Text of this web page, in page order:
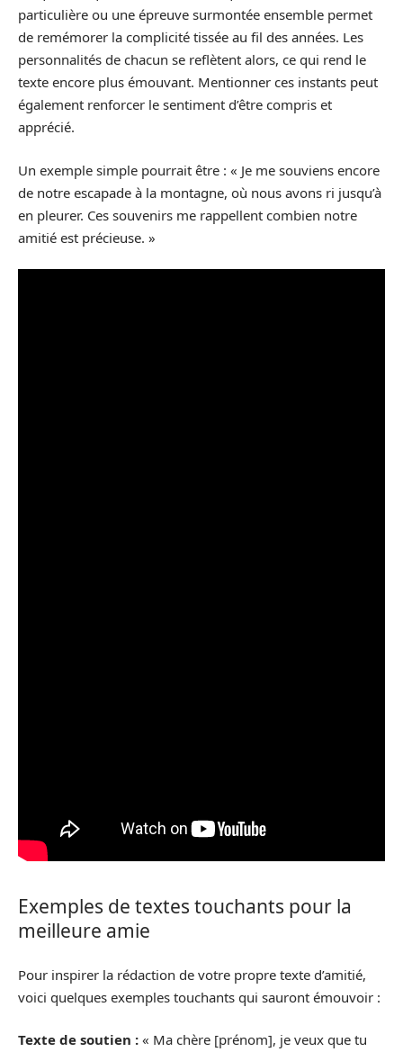
particulière ou une épreuve surmontée ensemble permet
de remémorer la complicité tissée au fil des années. Les
personnalités de chacun se reflètent alors, ce qui rend le
texte encore plus émouvant. Mentionner ces instants peut
également renforcer le sentiment d’être compris et
apprécié.
Un exemple simple pourrait être : « Je me souviens encore
de notre escapade à la montagne, où nous avons ri jusqu’à
en pleurer. Ces souvenirs me rappellent combien notre
amitié est précieuse. »
Exemples de textes touchants pour la
meilleure amie
Pour inspirer la rédaction de votre propre texte d’amitié,
voici quelques exemples touchants qui sauront émouvoir :
Texte de soutien : « Ma chère [prénom], je veux que tu